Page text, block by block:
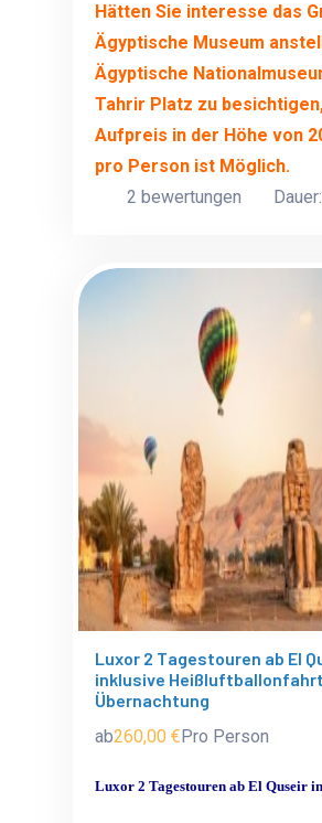
Hätten Sie interesse das
Ägyptische Museum
Ägyptische
Tahrir Platz zu
Aufpreis in der Höhe von
pro Person ist Möglich.
2 bewertungen
Luxor 2 Tagestouren ab El
inklusive
Übernachtung
ab260,00 €Pro Person
Luxor 2 Tagestouren ab El Quseir